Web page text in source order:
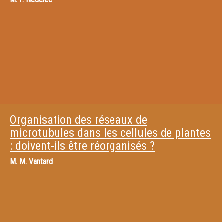
Organisation des réseaux de
microtubules dans les cellules de plantes
: doivent-ils être réorganisés ?
M. M. Vantard